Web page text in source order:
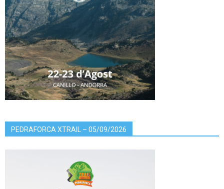
PEDRAFORCA XTRAIL – 05/09/2026